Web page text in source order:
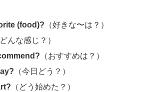
(food)? （好きな〜は？）
どんな感じ？）
（おすすめは？）
（今日どう？）
（どう始めた？）